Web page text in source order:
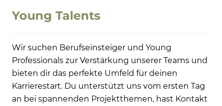
Young Talents
Wir suchen Berufseinsteiger und Young
Professionals zur Verstärkung unserer Teams und
bieten dir das perfekte Umfeld für deinen
Karrierestart. Du unterstützt uns vom ersten Tag
an bei spannenden Projektthemen, hast Kontakt